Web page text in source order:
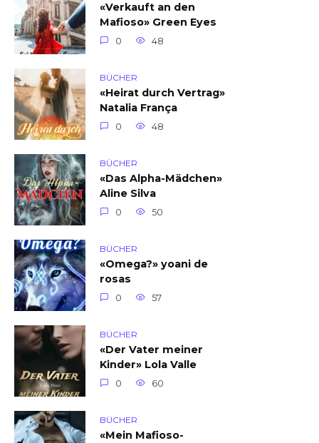
«Verkauft an den
Mafioso» Green Eyes
0 48
BÜCHER
«Heirat durch Vertrag»
Natalia França
0 48
BÜCHER
«Das Alpha-Mädchen»
Aline Silva
0 50
BÜCHER
«Omega?» yoani de
rosas
0 57
BÜCHER
«Der Vater meiner
Kinder» Lola Valle
0 60
BÜCHER
«Mein Mafioso-